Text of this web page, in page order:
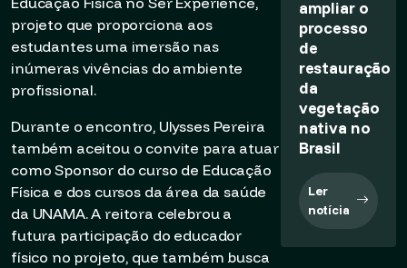
projeto que proporciona aos
estudantes uma imersão nas
inúmeras vivências do ambiente
profissional.
Durante o encontro, Ulysses Pereira
também aceitou o convite para atuar
como Sponsor do curso de Educação
Física e dos cursos da área da saúde
da UNAMA. A reitora celebrou a
futura participação do educador
físico no projeto, que também busca
ampliar o
processo
de
restauração
da
vegetação
nativa no
Brasil
Ler
notícia